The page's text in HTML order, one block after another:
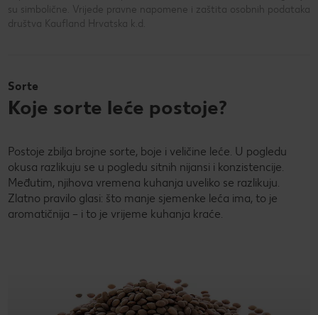
su simbolične. Vrijede pravne napomene i zaštita osobnih podataka
društva Kaufland Hrvatska k.d.
Sorte
Koje sorte leće postoje?
Postoje zbilja brojne sorte, boje i veličine leće. U pogledu
okusa razlikuju se u pogledu sitnih nijansi i konzistencije.
Međutim, njihova vremena kuhanja uveliko se razlikuju.
Zlatno pravilo glasi: što manje sjemenke leća ima, to je
aromatičnija – i to je vrijeme kuhanja kraće.